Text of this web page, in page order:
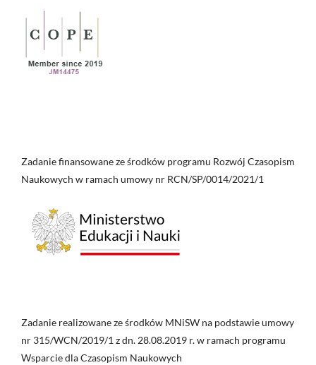
Zadanie finansowane ze środków programu Rozwój Czasopism
Naukowych w ramach umowy nr RCN/SP/0014/2021/1
Zadanie realizowane ze środków MNiSW na podstawie umowy
nr 315/WCN/2019/1 z dn. 28.08.2019 r. w ramach programu
Wsparcie dla Czasopism Naukowych